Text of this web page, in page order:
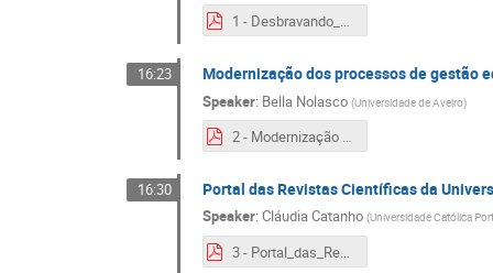
1 - Desbravando_Novos_Horizontes_EduSer_Rumo_Scielo_Portugal(1).pdf
16:23 Modernização dos processos de gestão
Speaker: Bella Nolasco (Universidade de Aveiro)
2 - Modernização dos processos de gestão editorial o percurso de três revistas da Universidade de Aveiro.pdf
16:30 Portal das Revistas Científicas da
Speaker: Cláudia Catanho (Universidade Católica
3 - Portal_das_Revistas_Científicas_da_Universidade_Católica_Portuguesa.pdf